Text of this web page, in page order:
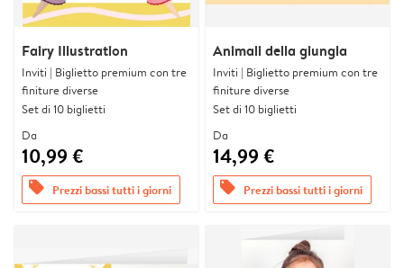
Fairy Illustration
Inviti | Biglietto premium con tre
finiture diverse
Set di 10 biglietti
Da
10,99 €
offers Prezzi bassi tutti i giorni
Animali della giungla
Inviti | Biglietto premium con tre
finiture diverse
Set di 10 biglietti
Da
14,99 €
offers Prezzi bassi tutti i giorni